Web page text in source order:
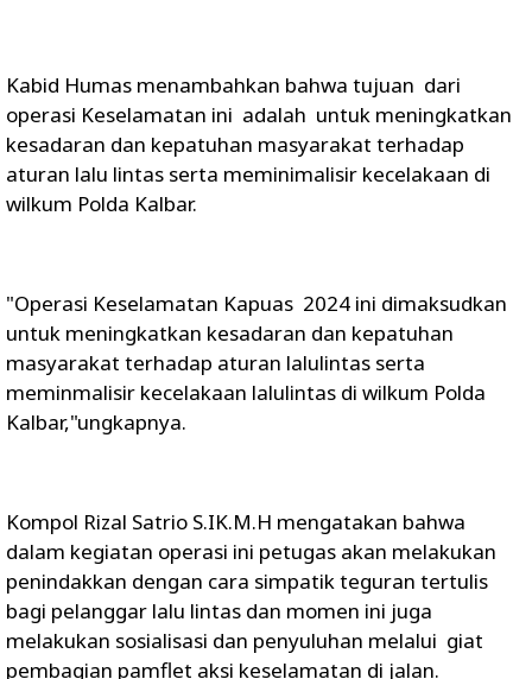
Kabid Humas menambahkan bahwa tujuan dari
operasi Keselamatan ini adalah untuk meningkatkan
kesadaran dan kepatuhan masyarakat terhadap
aturan lalu lintas serta meminimalisir kecelakaan di
wilkum Polda Kalbar.
"Operasi Keselamatan Kapuas 2024 ini dimaksudkan
untuk meningkatkan kesadaran dan kepatuhan
masyarakat terhadap aturan lalulintas serta
meminmalisir kecelakaan lalulintas di wilkum Polda
Kalbar,"ungkapnya.
Kompol Rizal Satrio S.IK.M.H mengatakan bahwa
dalam kegiatan operasi ini petugas akan melakukan
penindakkan dengan cara simpatik teguran tertulis
bagi pelanggar lalu lintas dan momen ini juga
melakukan sosialisasi dan penyuluhan melalui giat
pembagian pamflet aksi keselamatan di jalan.